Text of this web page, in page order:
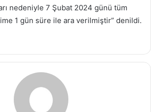
nedeniyle 7 Şubat 2024 günü tüm
1 gün süre ile ara verilmiştir” denildi.